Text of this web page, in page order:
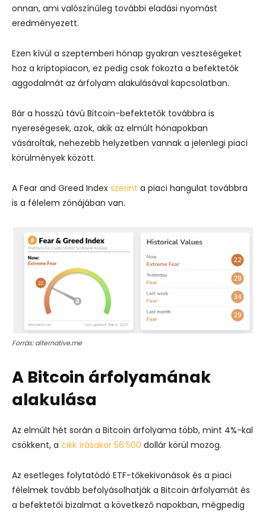
onnan, ami valószínűleg további eladási nyomást
eredményezett.
Ezen kívül a szeptemberi hónap gyakran veszteségeket
hoz a kriptopiacon, ez pedig csak fokozta a befektetők
aggodalmát az árfolyam alakulásával kapcsolatban.
Bár a hosszú távú Bitcoin-befektetők továbbra is
nyereségesek, azok, akik az elmúlt hónapokban
vásároltak, nehezebb helyzetben vannak a jelenlegi piaci
körülmények között.
A Fear and Greed Index szerint a piaci hangulat továbbra
is a félelem zónájában van.
Forrás: alternative.me
A Bitcoin árfolyamának
alakulása
Az elmúlt hét során a Bitcoin árfolyama több, mint 4%-kal
csökkent, a cikk írásakor 56.500 dollár körül mozog.
Az esetleges folytatódó ETF-tőkekivonások és a piaci
félelmek tovább befolyásolhatják a Bitcoin árfolyamát és
a befektetői bizalmat a következő napokban, mégpedig